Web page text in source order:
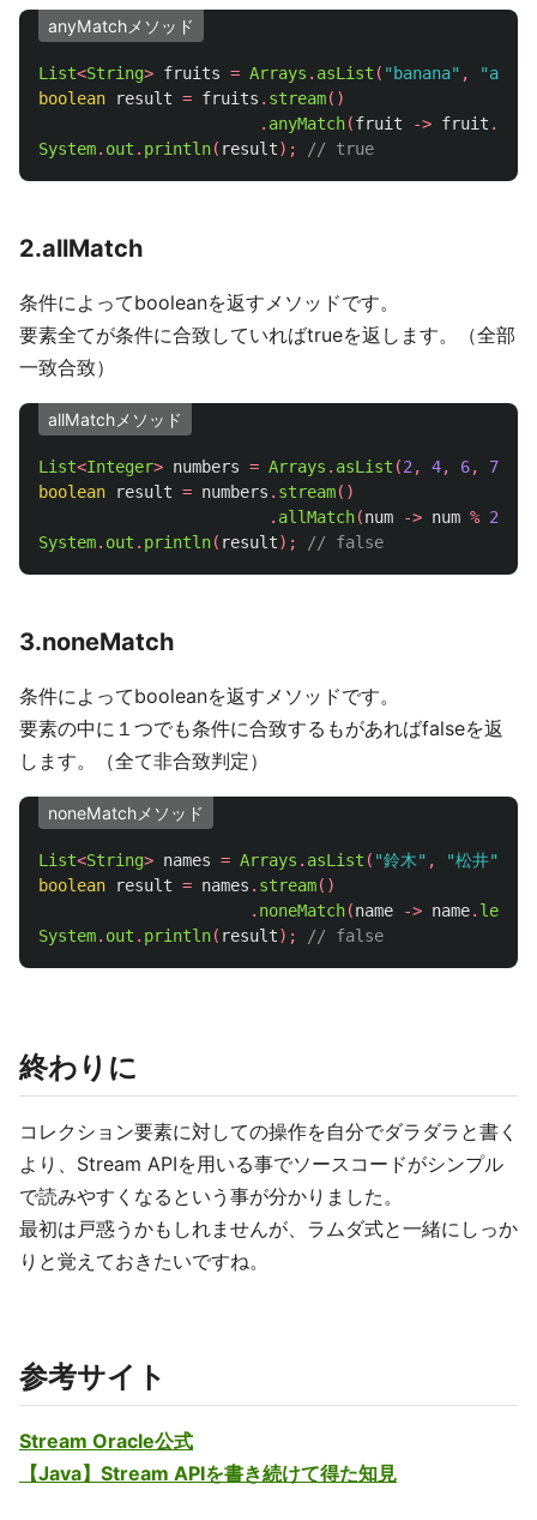
anyMatchメソッド
List<String> fruits = Arrays . asList ( "banana" ,
boolean
result = fruits . stream()
. anyMatch(fruit -> fruit .
System. out . println( result); // true
2.allMatch
条件によってbooleanを返すメソッドです。
要素全てが条件に合致していればtrueを返します。（全部
一致合致）
allMatchメソッド
List<Integer> numbers = Arrays . asList (2 , 4, 6, 7
boolean
result = numbers . stream()
. allMatch(num -> num % 2
System. out . println( result); // false
3.noneMatch
条件によってbooleanを返すメソッドです。
要素の中に１つでも条件に合致するもがあればfalseを返
します。（全て非合致判定）
noneMatchメソッド
List<String> names = Arrays . asList ( "鈴木" , "松井"
boolean
result = names . stream()
. noneMatch(name -> name. length
System. out . println( result); // false
終わりに
コレクション要素に対しての操作を自分でダラダラと書く
より、Stream APIを用いる事でソースコードがシンプル
で読みやすくなるという事が分かりました。
最初は戸惑うかもしれませんが、ラムダ式と一緒にしっか
りと覚えておきたいですね。
参考サイト
Stream Oracle公式
【Java】Stream APIを書き続けて得た知見